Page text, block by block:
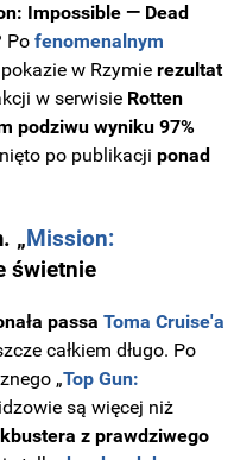
Impossible — Dead
Pofenomenalnym
w Rzymierezultat
w serwisie Rotten
podziwu wyniku 97%
po publikacjiponad
„Mission:
świetnie
passaToma Cruise'a
całkiem długo. Po
„Top Gun:
są więcej niż
z prawdziwego